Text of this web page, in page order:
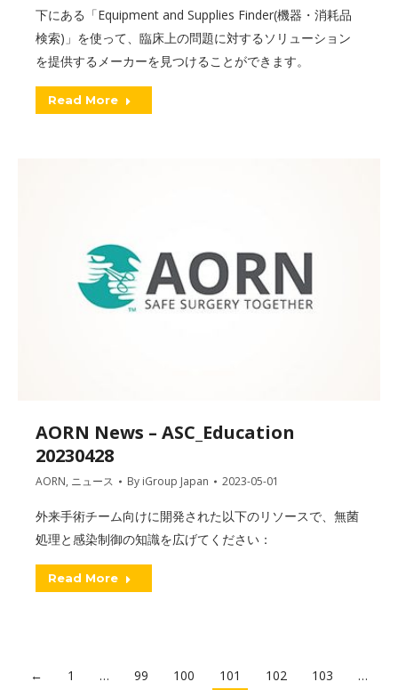
下にある「Equipment and Supplies Finder(機器・消耗品
検索)」を使って、臨床上の問題に対するソリューション
を提供するメーカーを見つけることができます。
Read More
AORN News – ASC_Education
20230428
AORN, ニュース By iGroup Japan 2023-05-01
外来手術チーム向けに開発された以下のリソースで、無菌
処理と感染制御の知識を広げてください：
Read More
← 1 … 99 100 101 102 103
…